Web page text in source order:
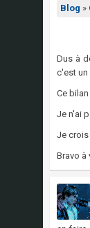
Blog »
Dus à
c'est un
Ce
Je n'ai
Je crois
Bravo à